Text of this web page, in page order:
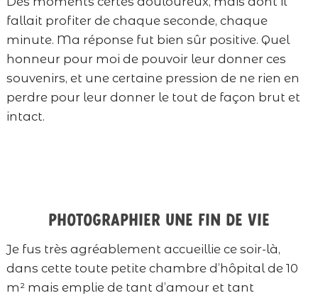
fallait profiter de chaque seconde, chaque
minute. Ma réponse fut bien sûr positive. Quel
honneur pour moi de pouvoir leur donner ces
souvenirs, et une certaine pression de ne rien en
perdre pour leur donner le tout de façon brut et
intact.
Photographier une fin de vie
Je fus très agréablement accueillie ce soir-là,
dans cette toute petite chambre d’hôpital de 10
m² mais emplie de tant d’amour et tant